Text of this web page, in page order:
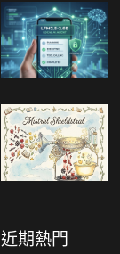
近期熱門